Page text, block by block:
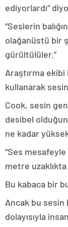
ediyorlardı”
“Seslerin
olağanüstü bir
gürültülüler.”
Araştırma
kullanarak
Cook, sesin
desibel
ne kadar
“Ses
metre uzaklıkta
Bu kabaca bir
Ancak bu sesin
dolayısıyla